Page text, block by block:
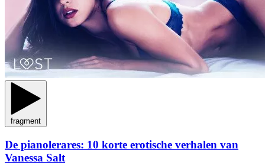
fragment
De pianolerares: 10 korte erotische verhalen van
Vanessa Salt